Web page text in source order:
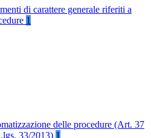
di carattere generale riferiti a
1
delle procedure (Art. 37
33/2013) 1